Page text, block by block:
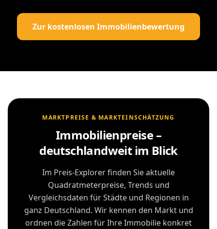
Zur kostenlosen Immobilienbewertung
MARKTPREISE & MARKTEINSCHÄTZUNG
Immobilienpreise –
deutschlandweit im Blick
Im Preis-Explorer finden Sie aktuelle
Quadratmeterpreise, Trends und
Vergleichsdaten für Städte und Regionen in
ganz Deutschland. Wir kennen den Markt und
ordnen die Zahlen für Ihre Immobilie konkret